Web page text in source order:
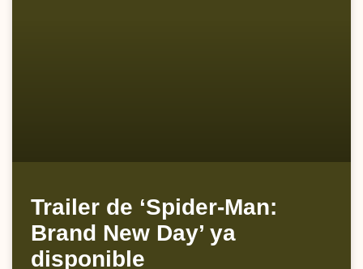
Trailer de ‘Spider-Man:
Brand New Day’ ya
disponible